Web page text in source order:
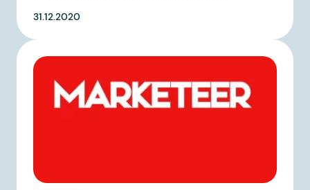
31.12.2020